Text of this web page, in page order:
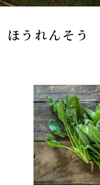
ほうれんそう